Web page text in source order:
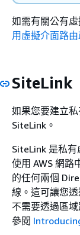
如需有關公有
用虛擬介面路
SiteLink
如果您要建立
SiteLink。
SiteLink 是私
使用 AWS 網路
的任何兩個
線。這可讓您
不需要透過區
參閱